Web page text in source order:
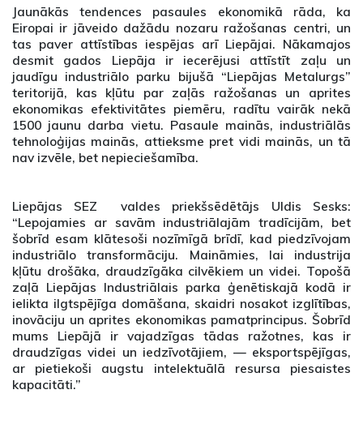
Jaunākās tendences pasaules ekonomikā rāda, ka
Eiropai ir jāveido dažādu nozaru ražošanas centri, un
tas paver attīstības iespējas arī Liepājai. Nākamajos
desmit gados Liepāja ir iecerējusi attīstīt zaļu un
jaudīgu industriālo parku bijušā “Liepājas Metalurgs”
teritorijā, kas kļūtu par zaļās ražošanas un aprites
ekonomikas efektivitātes piemēru, radītu vairāk nekā
1500 jaunu darba vietu. Pasaule mainās, industriālās
tehnoloģijas mainās, attieksme pret vidi mainās, un tā
nav izvēle, bet nepieciešamība.
Liepājas SEZ valdes priekšsēdētājs Uldis Sesks:
“Lepojamies ar savām industriālajām tradīcijām, bet
šobrīd esam klātesoši nozīmīgā brīdī, kad piedzīvojam
industriālo transformāciju. Maināmies, lai industrija
kļūtu drošāka, draudzīgāka cilvēkiem un videi. Topošā
zaļā Liepājas Industriālais parka ģenētiskajā kodā ir
ielikta ilgtspējīga domāšana, skaidri nosakot izglītības,
inovāciju un aprites ekonomikas pamatprincipus. Šobrīd
mums Liepājā ir vajadzīgas tādas ražotnes, kas ir
draudzīgas videi un iedzīvotājiem, — eksportspējīgas,
ar pietiekoši augstu intelektuālā resursa piesaistes
kapacitāti.”